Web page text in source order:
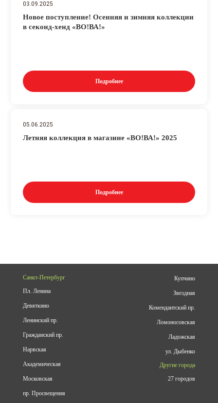
03.09.2025
Новое поступление! Осенняя и зимняя коллекции
в секонд-хенд «ВО!ВА!»
Подробнее
05.06.2025
Летняя коллекция в магазине «ВО!ВА!» 2025
Подробнее
Санкт-Петербург
Пл. Ленина
Девяткино
Ленинский пр.
Гражданский пр.
Нарвская
Академическая
Московская
пр. Просвещения
Купчино
Звездная
Комендантский пр.
Ломоносовская
Ладожская
ул. Дыбенко
Другие города
27 городов